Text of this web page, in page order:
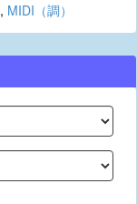
, MIDI（調）